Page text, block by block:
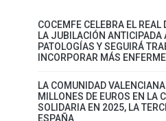
COCEMFE CELEBRA EL
LA JUBILACIÓN ANTICIPADA
PATOLOGÍAS Y SEGUIRÁ
INCORPORAR MÁS
LA COMUNIDAD
MILLONES DE EUROS EN LA
SOLIDARIA EN 2025, LA
ESPAÑA